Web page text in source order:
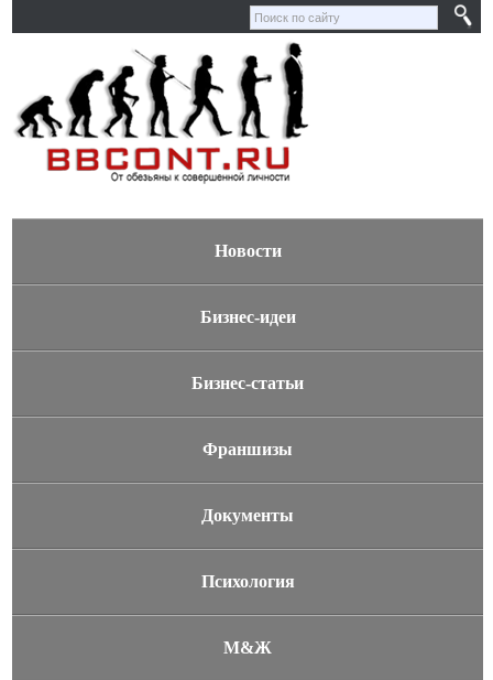
Новости
Бизнес-идеи
Бизнес-статьи
Франшизы
Документы
Психология
М&Ж